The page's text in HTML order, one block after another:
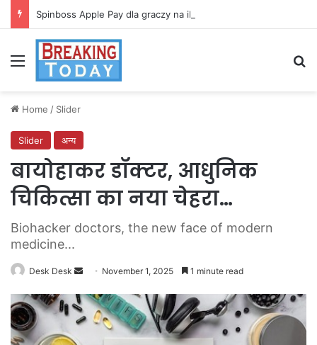
Spinboss Apple Pay dla graczy na iPhone
Menu
Home / Slider
Slider अन्य
बायोहाकर डॉक्टर, आधुनिक
चिकित्सा का नया चेहरा…
Biohacker doctors, the new face of modern
medicine...
Desk Desk
Send
email
November 1, 2025 1 minute read